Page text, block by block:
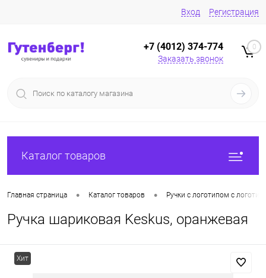
Вход Регистрация
+7 (4012) 374-774
Заказать звонок
0
Каталог товаров
Главная страница • Каталог товаров • Ручки с логотипом с
Ручка шариковая Keskus, оранжевая
Хит